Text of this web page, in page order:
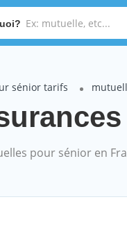
sénior tarifs
pour sénior en